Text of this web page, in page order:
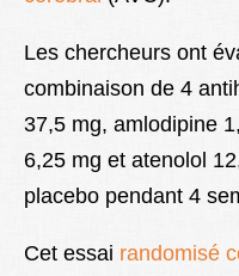
Les chercheurs ont
combinaison de 4
37,5 mg, amlodipine
6,25 mg et atenolol
placebo pendant 4
Cet essai randomisé